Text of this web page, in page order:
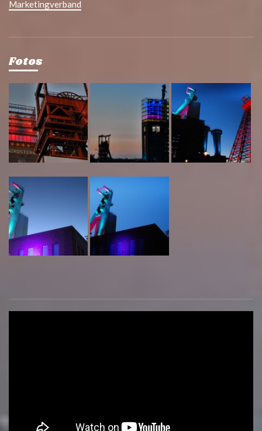
Marketingverband
Fotos